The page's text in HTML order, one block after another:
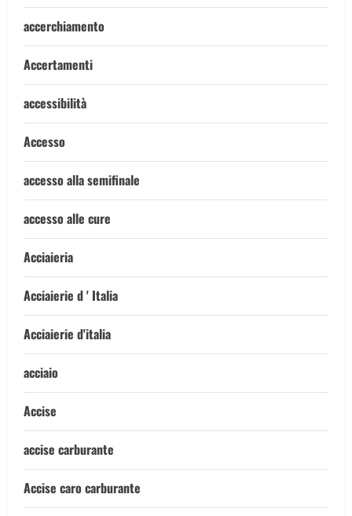
accerchiamento
Accertamenti
accessibilità
Accesso
accesso alla semifinale
accesso alle cure
Acciaieria
Acciaierie d ' Italia
Acciaierie d'italia
acciaio
Accise
accise carburante
Accise caro carburante